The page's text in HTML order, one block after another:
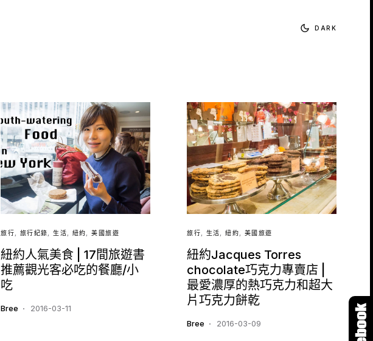
DARK
旅行 旅行紀錄 生活 紐約 美國旅遊
紐約人氣美食 | 17間旅遊書
推薦觀光客必吃的餐廳/小
吃
Bree 2016-03-11
旅行 生活 紐約 美國旅遊
紐約Jacques Torres
chocolate巧克力專賣店 |
最愛濃厚的熱巧克力和超大
片巧克力餅乾
Bree 2016-03-09